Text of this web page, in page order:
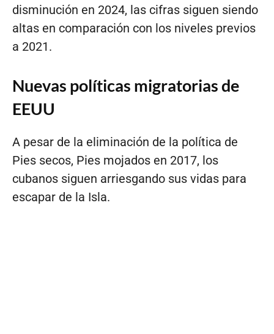
disminución en 2024, las cifras siguen siendo
altas en comparación con los niveles previos
a 2021.
Nuevas políticas migratorias de
EEUU
A pesar de la eliminación de la política de
Pies secos, Pies mojados en 2017, los
cubanos siguen arriesgando sus vidas para
escapar de la Isla.